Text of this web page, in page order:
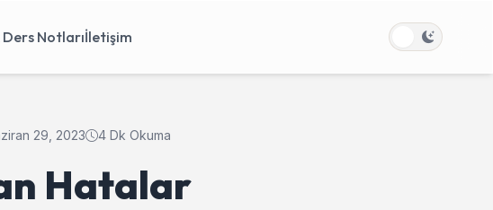
Ders Notlarıİletişim
29, 2023 4 Dk Okuma
Hatalar